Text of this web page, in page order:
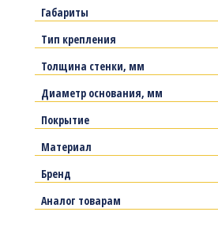
Габариты
Тип крепления
Толщина стенки, мм
Диаметр основания, мм
Покрытие
Материал
Бренд
Аналог товарам